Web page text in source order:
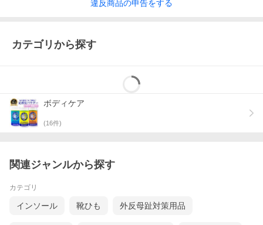
違反商品の申告をする
カテゴリから探す
ボディケア
(16件)
関連ジャンルから探す
カテゴリ
インソール 靴ひも 外反母趾対策用品